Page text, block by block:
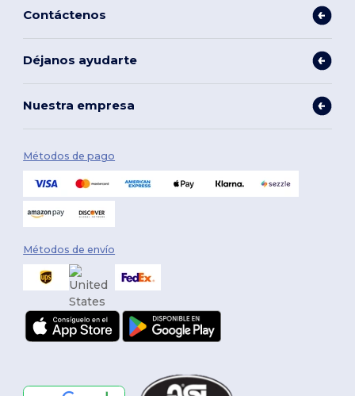
Contáctenos
Déjanos ayudarte
Nuestra empresa
Métodos de pago
Métodos de envío